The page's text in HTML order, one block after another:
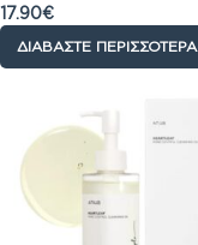
17.90€
ΔΙΑΒΆΣΤΕ ΠΕΡΙΣΣΌΤΕΡΑ